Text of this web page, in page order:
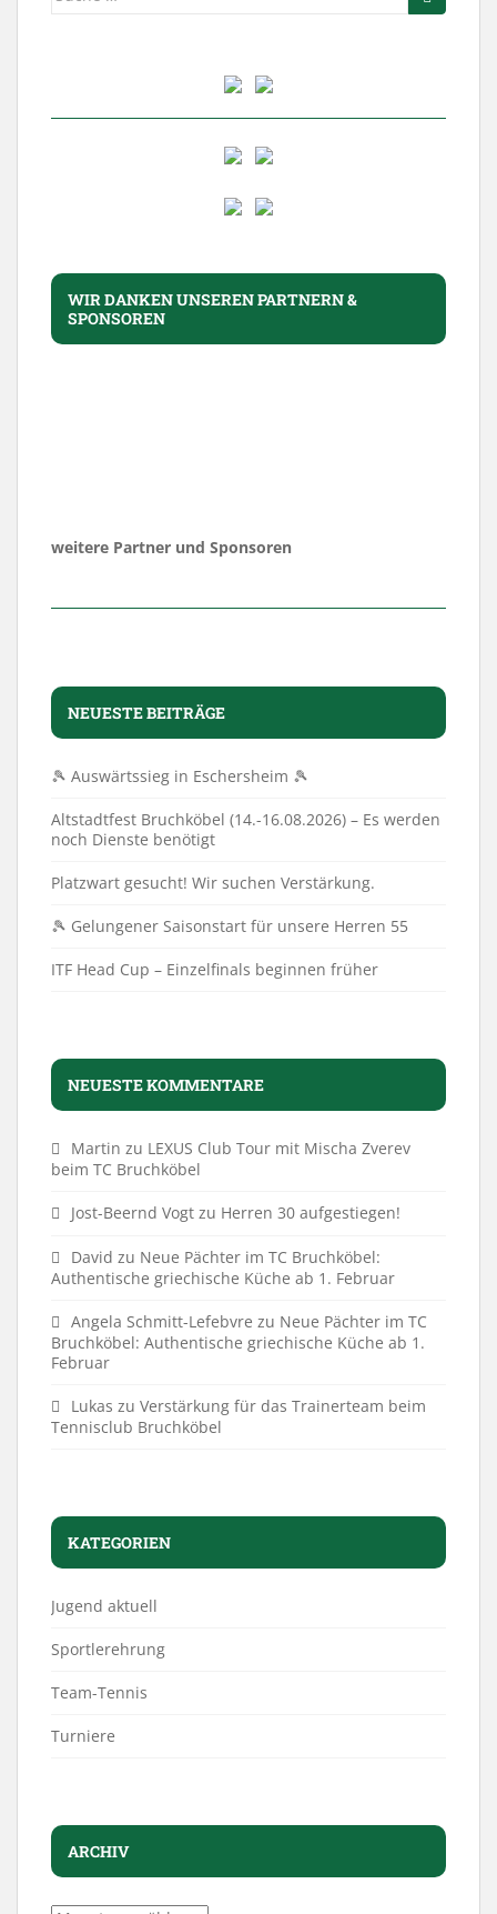
WIR DANKEN UNSEREN PARTNERN &
SPONSOREN
weitere Partner und Sponsoren
NEUESTE BEITRÄGE
🎾 Auswärtssieg in Eschersheim 🎾
Altstadtfest Bruchköbel (14.-16.08.2026) – Es werden
noch Dienste benötigt
Platzwart gesucht! Wir suchen Verstärkung.
🎾 Gelungener Saisonstart für unsere Herren 55
ITF Head Cup – Einzelfinals beginnen früher
NEUESTE KOMMENTARE
Martin zu LEXUS Club Tour mit Mischa Zverev
beim TC Bruchköbel
Jost-Beernd Vogt zu Herren 30 aufgestiegen!
David zu Neue Pächter im TC Bruchköbel:
Authentische griechische Küche ab 1. Februar
Angela Schmitt-Lefebvre zu Neue Pächter im TC
Bruchköbel: Authentische griechische Küche ab 1.
Februar
Lukas zu Verstärkung für das Trainerteam beim
Tennisclub Bruchköbel
KATEGORIEN
Jugend aktuell
Sportlerehrung
Team-Tennis
Turniere
ARCHIV